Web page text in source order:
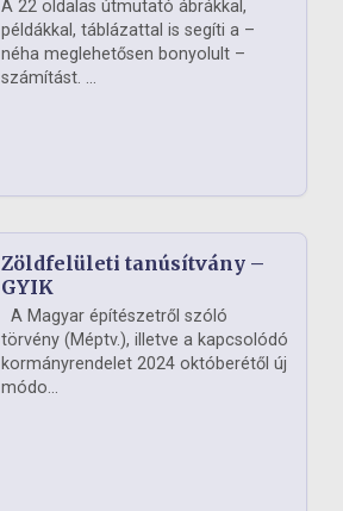
A 22 oldalas útmutató ábrákkal,
példákkal, táblázattal is segíti a –
néha meglehetősen bonyolult –
számítást. ...
Zöldfelületi tanúsítvány –
GYIK
A Magyar építészetről szóló
törvény (Méptv.), illetve a kapcsolódó
kormányrendelet 2024 októberétől új
módo...